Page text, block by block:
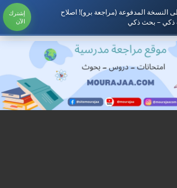
النسخة المدفوعة (مراجعة برو)! اصلاح
ذكي – بحث ذكي
إشترك
الآن